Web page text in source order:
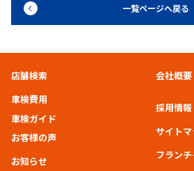
一覧ページへ戻る
店舗検索
車検費用
車検ガイド
お客様の声
お知らせ
会社概要
採用情報
サイト
フラン